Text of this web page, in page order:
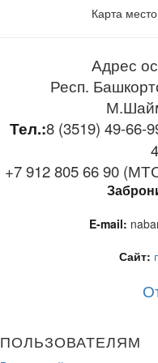
Карта
Адрес
Респ.
Тел.:8 (3519) 49-66-
+7 912 805 66 90
E-mail:
Сайт:
ПОЛЬЗОВАТЕЛЯМ